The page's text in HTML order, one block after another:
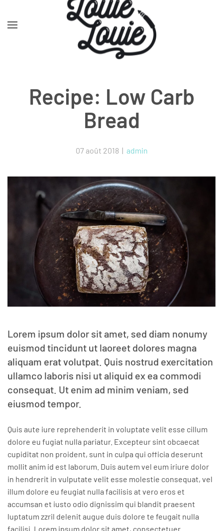
Skip to main content
Recipe: Low Carb
Bread
07 août 2018| admin
Lorem ipsum dolor sit amet, sed diam nonumy
euismod tincidunt ut laoreet dolores magna
aliquam erat volutpat. Quis nostrud exercitation
ullamco laboris nisi ut aliquid ex ea commodi
consequat. Ut enim ad minim veniam, sed
eiusmod tempor.
Quis aute iure reprehenderit in voluptate velit esse cillum
dolore eu fugiat nulla pariatur. Excepteur sint obcaecat
cupiditat non proident, sunt in culpa qui officia deserunt
mollit anim id est laborum. Duis autem vel eum iriure dolor
in hendrerit in vulputate velit esse molestie consequat, vel
illum dolore eu feugiat nulla facilisis at vero eros et
accumsan et iusto odio dignissim qui blandit praesent
luptatum zzril delenit augue duis dolore te feugait nulla
facilisi. Lorem ipsum dolor sit amet, consectetuer